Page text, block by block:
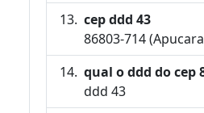
cep ddd 43
86803-714
qual o ddd do cep
ddd 43